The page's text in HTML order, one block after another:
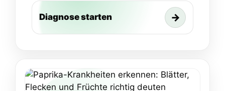
Diagnose starten →